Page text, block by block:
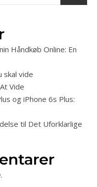
Håndkøb Online: En
skal vide
Vide
og iPhone 6s Plus:
til Det Uforklarlige